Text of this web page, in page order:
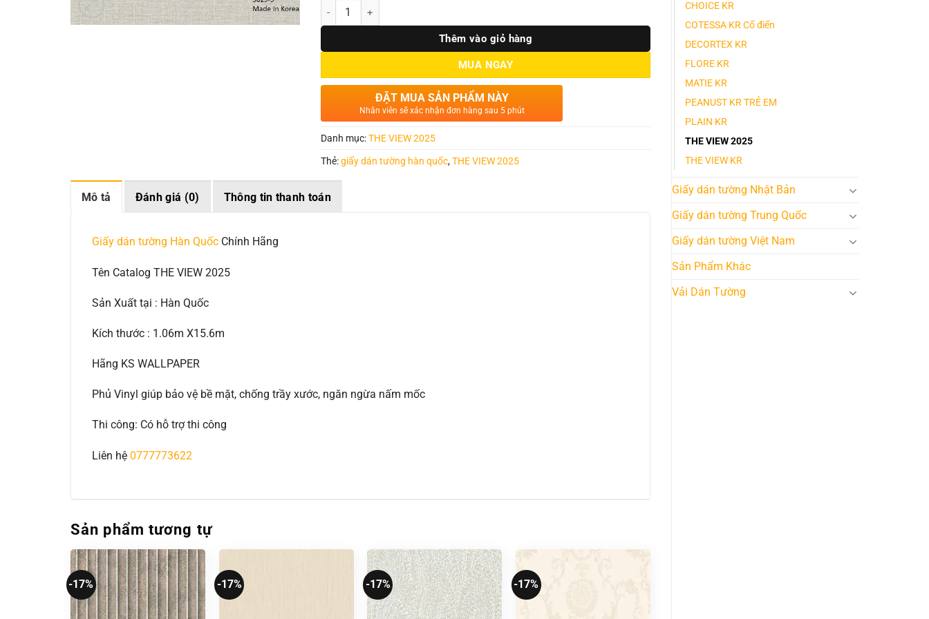
CHOICE KR
COTESSA KR Cổ điển
DECORTEX KR
FLORE KR
MATIE KR
PEANUST KR TRẺ EM
PLAIN KR
THE VIEW 2025
THE VIEW KR
Giấy dán tường Nhật Bản
Giấy dán tường Trung Quốc
Giấy dán tường Việt Nam
Sản Phẩm Khác
Vải Dán Tường
Số lượng
Thêm vào giỏ hàng
MUA NGAY
ĐẶT MUA SẢN PHẨM NÀY
Nhân viên sẽ xác nhận đơn hàng sau 5 phút
Danh mục:THE VIEW 2025
Thẻ:giấy dán tường hàn quốc,THE VIEW 2025
Mô tả Đánh giá (0) Thông tin thanh toán
Giấy dán tường Hàn Quốc Chính Hãng
Tên Catalog THE VIEW 2025
Sản Xuất tại : Hàn Quốc
Kích thước : 1.06m X15.6m
Hãng KS WALLPAPER
Phủ Vinyl giúp bảo vệ bề mặt, chống trầy xước, ngăn ngừa nấm mốc
Thi công: Có hỗ trợ thi công
Liên hệ 0777773622
Sản phẩm tương tự
-17% -17% -17% -17%